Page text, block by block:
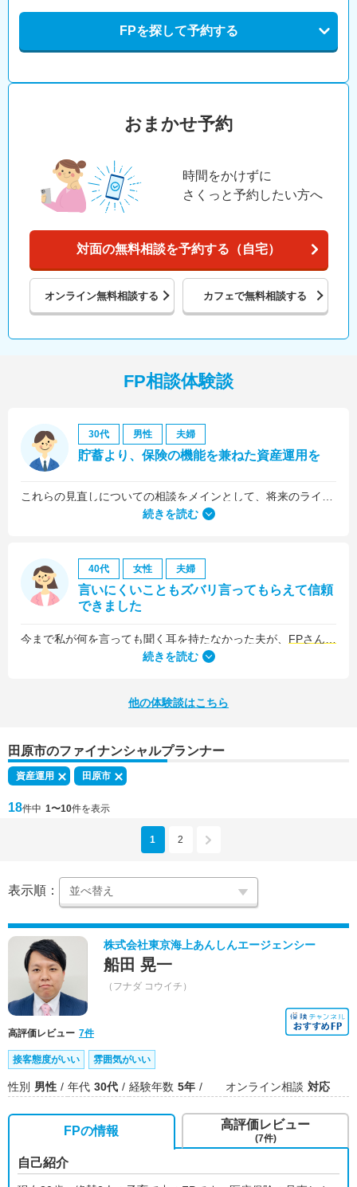
FPを探して予約する
おまかせ予約
時間をかけずに
さくっと予約したい方へ
対面の無料相談を予約する（自宅）
オンライン無料相談する カフェで無料相談する
FP相談体験談
30代 男性 夫婦
貯蓄より、保険の機能を兼ねた資産運用を
続きを読む
40代 女性 夫婦
言いにくいこともズバリ言ってもらえて信頼
できました
今まで私が何を言っても聞く耳を持たなかった夫が、 FPさんの提案はプロの意見として素直に聞き入れてくれました
続きを読む
他の体験談はこちら
田原市のファイナンシャルプランナー
資産運用 田原市
18件中 1〜10件を表示
1 2
表示順：
株式会社東京海上あんしんエージェンシー
船田 晃一
（フナダ コウイチ）
高評価レビュー 7件
接客態度がいい 雰囲気がいい
性別 男性 年代 30代 経験年数 5年 オンライン相談 対応
FPの情報
自己紹介
高評価レビュー
(7件)